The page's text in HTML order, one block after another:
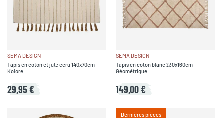
SEMA DESIGN
Tapis en coton et jute écru 140x70cm -
Kolore
29,95 €
SEMA DESIGN
Tapis en coton blanc 230x160cm -
Géométrique
149,00 €
Dernières pièces